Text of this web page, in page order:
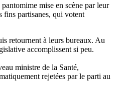
mise en scène par leur
fins partisanes, qui votent
retournent à leurs bureaux. Au
accomplissent si peu.
ministre de la Santé,
rejetées par le parti au